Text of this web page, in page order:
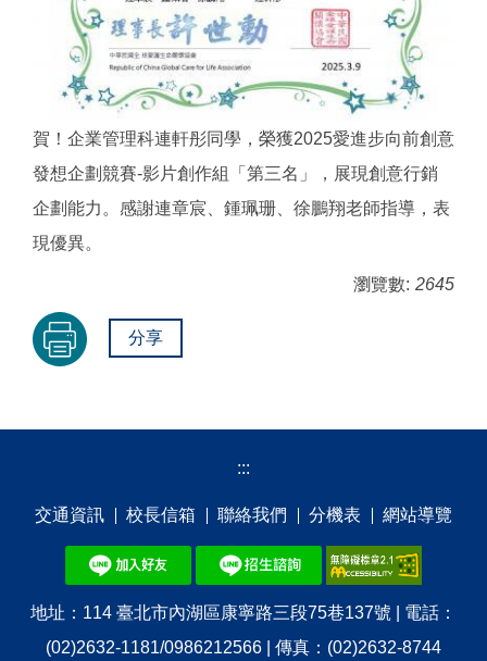
賀！企業管理科連軒彤同學，榮獲2025愛進步向前創意
發想企劃競賽-影片創作組「第三名」，展現創意行銷
企劃能力。感謝連章宸、鍾珮珊、徐鵬翔老師指導，表
現優異。
瀏覽數: 2645
分享
:::
交通資訊 校⻑信箱 聯絡我們 分機表 網站導覽
地址：114 臺北市內湖區康寧路三段75巷137號 | 電話：
(02)2632-1181/0986212566 | 傳真：(02)2632-8744